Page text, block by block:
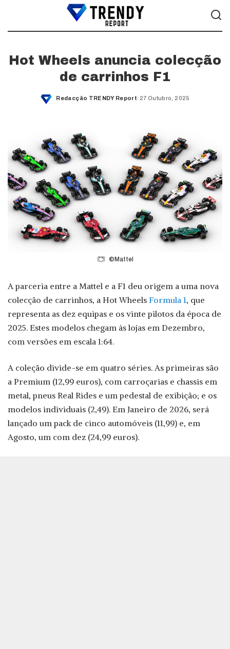
Hot Wheels anuncia colecção
de carrinhos F1
Posted
Redacção TRENDY Report 27 Outubro, 2025
©Mattel
A parceria entre a Mattel e a F1 deu origem a uma nova
colecção de carrinhos, a Hot Wheels Formula 1, que
representa as dez equipas e os vinte pilotos da época de
2025. Estes modelos chegam às lojas em Dezembro,
com versões em escala 1:64.
A coleção divide-se em quatro séries. As primeiras são
a Premium (12,99 euros), com carroçarias e chassis em
metal, pneus Real Rides e um pedestal de exibição; e os
modelos individuais (2,49). Em Janeiro de 2026, será
lançado um pack de cinco automóveis (11,99) e, em
Agosto, um com dez (24,99 euros).